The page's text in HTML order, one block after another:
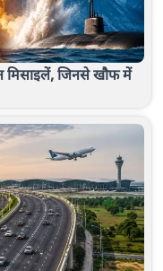
मिसाइलें, जिनसे खौफ में